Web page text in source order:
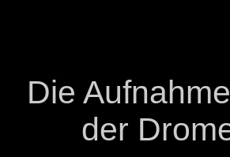
Die
der